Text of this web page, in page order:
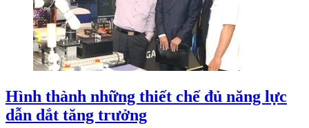
Hình thành những thiết chế đủ năng lực
dẫn dắt tăng trưởng